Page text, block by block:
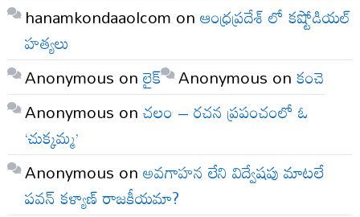
hanamkondaaolcom onఆంధ్రప్రదేశ్ లో కష్టోడియల్
హత్యలు
Anonymous onలైక్ Anonymous onకంచె
Anonymous onచలం – రచన ప్రపంచంలో ఓ
‘చుక్కమ్మ’
Anonymous onఅవగాహన లేని విద్వేషపు మాటలే
పవన్ కళ్యాణ్ రాజకీయమా?